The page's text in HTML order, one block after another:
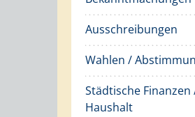
Ausschreibungen
Wahlen /
Städtische Finanzen
Haushalt